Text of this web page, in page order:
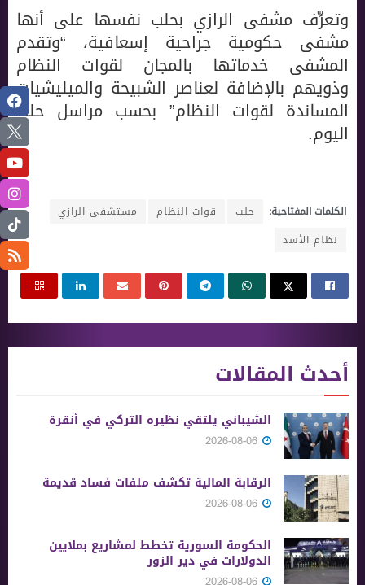
وتعرِّف مشفى الرازي بحلب نفسها على أنها
مشفى حكومية جراحية إسعافية، “وتقدم
المشفى خدماتها بالمجان لقوات النظام
وذويهم بالإضافة لعناصر الشبيحة والميليشيات
المساندة لقوات النظام” بحسب مراسل حلب
اليوم.
الكلمات المفتاحية: حلب قوات النظام
مستشفى الرازي
نظام الأسد
أحدث المقالات
الشيباني يلتقي نظيره التركي في أنقرة
الرقابة المالية تكشف ملفات فساد قديمة
الحكومة السورية تخطط لمشاريع بملايين
الدولارات في دير الزور